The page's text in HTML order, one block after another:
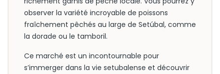
observer la variété incroyable de poissons
fraîchement pêchés au large de Setúbal, comme
la dorade ou le tamboril.
Ce marché est un incontournable pour
s’immerger dans la vie setubalense et découvrir